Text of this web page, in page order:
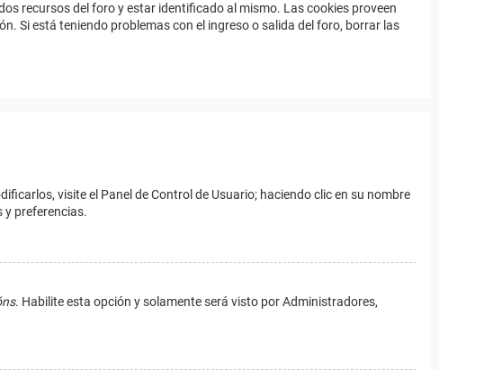
recursos del foro y estar identificado al mismo. Las cookies proveen
Si está teniendo problemas con el ingreso o salida del foro, borrar las
visite el Panel de Control de Usuario; haciendo clic en su nombre
y preferencias.
. Habilite esta opción y solamente será visto por Administradores,